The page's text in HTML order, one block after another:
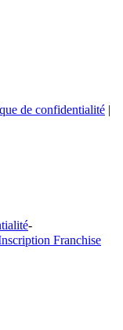
de confidentialité |
-
Franchise